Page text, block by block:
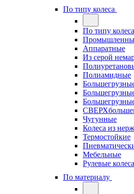
По типу колеса
По типу колеса
Аппаратные
Из серой
Полиамидные
Чугунные
Колеса из
Термостойкие
Мебельные
Рулевые
По материалу